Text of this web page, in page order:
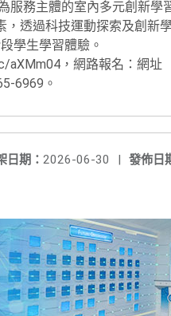
務主體的室內多元創新學
透過科技運動探索及創新
學生學習體驗。
，網路報名：網址
6969。
發佈日
日期： 2026-06-30 |